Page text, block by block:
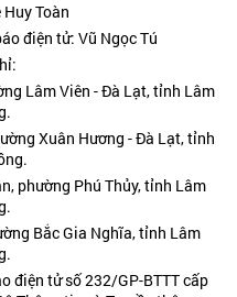
Toàn
điện tử: Vũ Ngọc Tú
Lâm Viên - Đà Lạt, tỉnh Lâm
Xuân Hương - Đà Lạt, tỉnh
phường Phú Thủy, tỉnh Lâm
Bắc Gia Nghĩa, tỉnh Lâm
điện tử số 232/GP-BTTT cấp